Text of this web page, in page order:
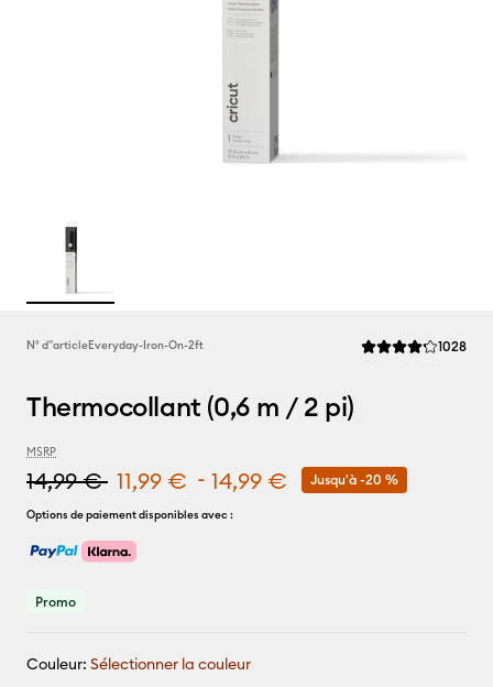
N° d''articleEveryday-Iron-On-2ft La note moyenne
1028
Thermocollant (0,6 m / 2 pi)
MSRP
14,99 € 11,99 € - 14,99 € Jusqu'à -20 %
Options de paiement disponibles avec :
Promo
Couleur: Sélectionner la couleur